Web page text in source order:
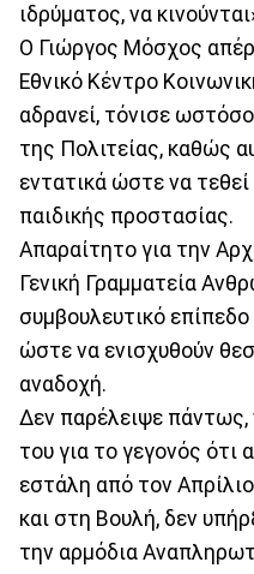
ιδρύματος, να
Ο Γιώργος Μόσχος
Εθνικό Κέντρο
αδρανεί, τόνισε
της Πολιτείας, καθώς
εντατικά ώστε να
παιδικής προστασίας.
Απαραίτητο για την
Γενική Γραμματεία
συμβουλευτικό
ώστε να ενισχυθούν
αναδοχή.
Δεν παρέλειψε
του για το γεγονός ότι
εστάλη από τον
και στη Βουλή, δεν
την αρμόδια